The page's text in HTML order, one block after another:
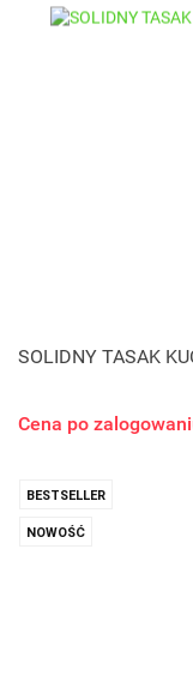
SOLIDNY TASAK
Cena po
BESTSELLER
NOWOŚĆ